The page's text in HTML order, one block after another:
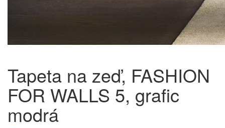
Tapeta na zeď, FASHION
FOR WALLS 5, grafic
modrá